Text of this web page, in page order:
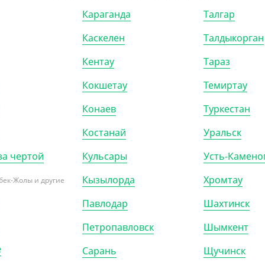
для стакана
3 135
(20.90
Держатель подставка для 2
чертой
Жолы и другие
Караганда
Каскелен
Кентау
Кокшетау
Конаев
Костанай
Кульсары
Кызылорда
Павлодар
Петропавловск
Сарань
Талгар
Талдыкорган
Тараз
Темиртау
Туркестан
Уральск
Усть-
Хромтау
Шахтинск
Шымкент
Щучинск